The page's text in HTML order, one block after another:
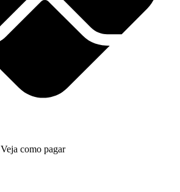
Veja como pagar